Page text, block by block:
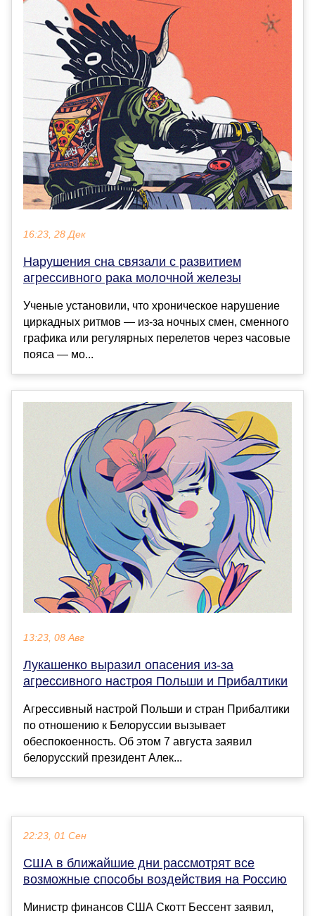
16:23, 28 Дек
Нарушения сна связали с развитием
агрессивного рака молочной железы
Ученые установили, что хроническое нарушение
циркадных ритмов — из-за ночных смен, сменного
графика или регулярных перелетов через часовые
пояса — мо...
13:23, 08 Авг
Лукашенко выразил опасения из-за
агрессивного настроя Польши и Прибалтики
Агрессивный настрой Польши и стран Прибалтики
по отношению к Белоруссии вызывает
обеспокоенность. Об этом 7 августа заявил
белорусский президент Алек...
22:23, 01 Сен
США в ближайшие дни рассмотрят все
возможные способы воздействия на Россию
Министр финансов США Скотт Бессент заявил,